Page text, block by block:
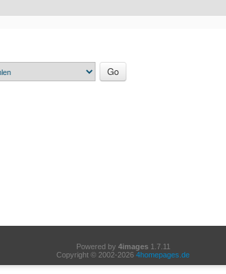
Powered by 4images1.7.11
Copyright © 2002-2026 4homepages.de